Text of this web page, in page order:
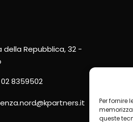
Per fornire
queste
della Repubblica, 32 -
8359502